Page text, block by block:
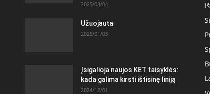
2025/08/04
Užuojauta
2025/01/03
Įsigalioja naujos KET taisyklės:
kada galima kirsti ištisinę liniją
2024/12/01